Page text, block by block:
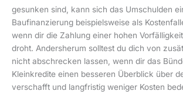
gesunken sind, kann sich das Umschulden
Baufinanzierung beispielsweise als
wenn dir die Zahlung einer hohen
droht. Andersherum solltest du dich von
nicht abschrecken lassen, wenn dir das
Kleinkredite einen besseren Überblick über
verschafft und langfristig weniger Kosten